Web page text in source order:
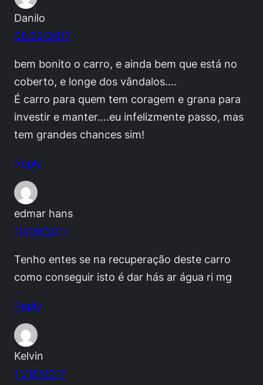
Danilo
08/22/2017
bem bonito o carro, e ainda bem que está no
coberto, e longe dos vândalos….
É carro para quem tem coragem e grana para
investir e manter….eu infelizmente passo, mas
tem grandes chances sim!
Reply
edmar hans
10/09/2017
Tenho entes se na recuperação deste carro
como conseguir isto é dar hás ar água ri mg
Reply
Kelvin
11/16/2017